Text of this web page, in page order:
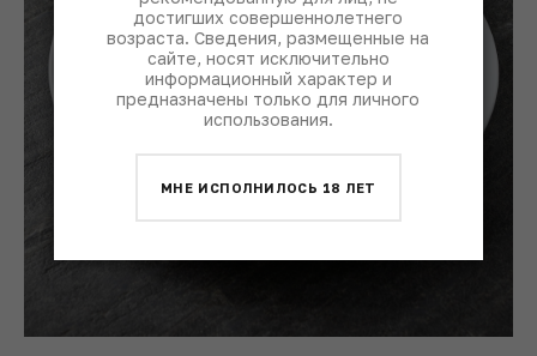
достигших совершеннолетнего
возраста. Сведения, размещенные на
сайте, носят исключительно
информационный характер и
предназначены только для личного
использования.
МНЕ ИСПОЛНИЛОСЬ 18 ЛЕТ